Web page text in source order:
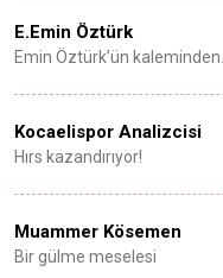
E.Emin Öztürk
Emin Öztürk’ün kaleminden…
Kocaelispor Analizcisi
Hırs kazandırıyor!
Muammer Kösemen
Bir gülme meselesi